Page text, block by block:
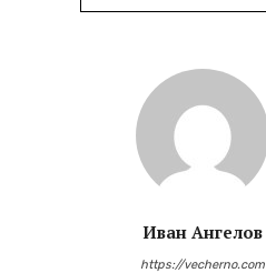
Иван Ангелов
https://vecherno.com